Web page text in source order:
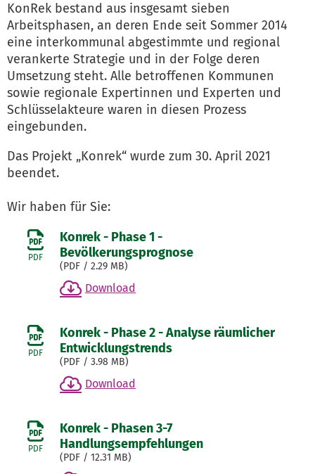
KonRek bestand aus insgesamt sieben
Arbeitsphasen, an deren Ende seit Sommer 2014
eine interkommunal abgestimmte und regional
verankerte Strategie und in der Folge deren
Umsetzung steht. Alle betroffenen Kommunen
sowie regionale Expertinnen und Experten und
Schlüsselakteure waren in diesen Prozess
eingebunden.
Das Projekt „Konrek“ wurde zum 30. April 2021
beendet.
Wir haben für Sie:
PDF
Konrek - Phase 1 -
Bevölkerungsprognose
(PDF / 2.29 MB)
Download
PDF
Konrek - Phase 2 - Analyse räumlicher
Entwicklungstrends
(PDF / 3.98 MB)
Download
PDF
Konrek - Phasen 3-7
Handlungsempfehlungen
(PDF / 12.31 MB)